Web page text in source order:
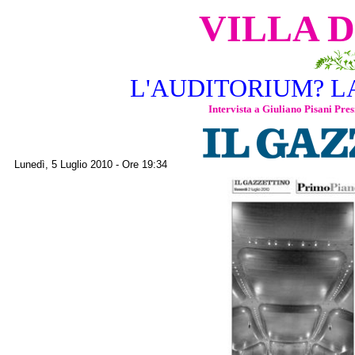
VILLA
L'AUDITORIUM?
Intervista a Giuliano Pisani
Lunedì, 5 Luglio 2010 - Ore 19:34